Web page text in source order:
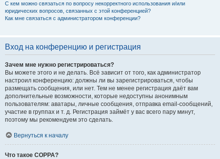
С кем можно связаться по вопросу некорректного использования и/или
юридических вопросов, связанных с этой конференцией?
Как мне связаться с администратором конференции?
Вход на конференцию и регистрация
Зачем мне нужно регистрироваться?
Вы можете этого и не делать. Всё зависит от того, как администратор
настроил конференцию: должны ли вы зарегистрироваться, чтобы
размещать сообщения, или нет. Тем не менее регистрация даёт вам
дополнительные возможности, которые недоступны анонимным
пользователям: аватары, личные сообщения, отправка email-сообщений,
участие в группах и т. д. Регистрация займёт у вас всего пару минут,
поэтому мы рекомендуем это сделать.
Вернуться к началу
Что такое COPPA?